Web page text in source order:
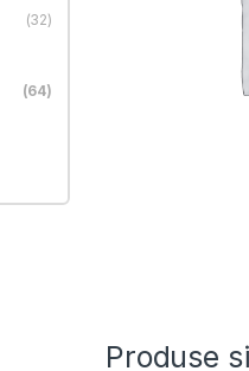
Produse
(32)
(64)